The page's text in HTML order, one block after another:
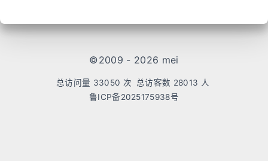
©2009 - 2026 mei
总访问量 33050 次 总访客数 28013 人
鲁ICP备2025175938号